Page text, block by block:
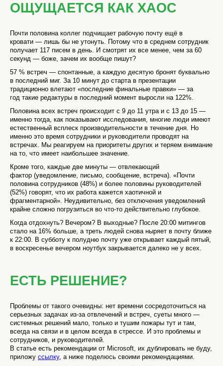
ОЩУЩАЕТСЯ КАК ХАОС
Почти половина коллег подчищает рабочую почту ещё в
кровати — лишь бы не утонуть. Потому что в среднем сотрудник
получает 117 писем в день. И смотрят их все менее, чем за 60
секунд — боже, зачем их вообще пишут?
57 % встреч — спонтанные, а каждую десятую бронят буквально
в последний миг. За 10 минут до старта в презентации
традиционно влетают «последние финальные правки» — за
год такие редактуры в последний момент выросли на 122%.
Половина всех встреч происходит с 9 до 11 утра и с 13 до 15 —
именно тогда, как показывают исследования, многие люди имеют
естественный всплеск производительности в течение дня. Но
именно это время сотрудники и руководители проводят на
встречах. Мы реагируем на приоритеты других и теряем внимание
на то, что имеет наибольшее значение.
Кроме того, каждые две минуты — отвлекающий
фактор (уведомление, письмо, сообщение, встреча). «Почти
половина сотрудников (48%) и более половины руководителей
(52%) говорят, что их работа кажется хаотичной и
фрагментарной». Неудивительно, без отключения уведомлений
крайне сложно погрузиться во что-то действительно глубокое.
Когда отдохнуть? Вечером? В выходные? После 20:00 митингов
стало на 16% больше, а треть людей снова ныряет в почту ближе
к 22:00. В субботу к полудню почту уже открывает каждый пятый,
в воскресенье вечером ноутбук закрывается далеко не у всех.
ЕСТЬ РЕШЕНИЕ?
Проблемы от такого очевидны: нет времени сосредоточиться на
серьезных задачах из-за отвлечений и встреч, суеты много —
системных решений мало, только и тушим пожары тут и там,
всегда на связи и в целом всегда в стрессе. И это проблемы и
сотрудников, и руководителей.
В статье есть рекомендации от Microsoft, их дублировать не буду,
приложу ссылку, а ниже поделюсь своими рекомендациями.